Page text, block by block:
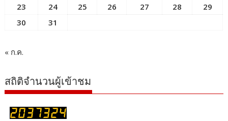
23
24 25 26 27 28
29
30
31
« ก.ค.
สถิติจำนวนผู้เข้าชม